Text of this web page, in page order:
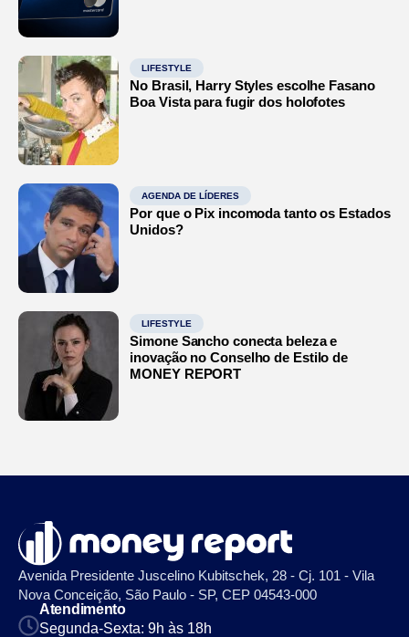
LIFESTYLE
No Brasil, Harry Styles escolhe Fasano
Boa Vista para fugir dos holofotes
AGENDA DE LÍDERES
Por que o Pix incomoda tanto os Estados
Unidos?
LIFESTYLE
Simone Sancho conecta beleza e
inovação no Conselho de Estilo de
MONEY REPORT
Avenida Presidente Juscelino Kubitschek, 28 - Cj. 101 - Vila
Nova Conceição, São Paulo - SP, CEP 04543-000
Atendimento
Segunda-Sexta: 9h às 18h